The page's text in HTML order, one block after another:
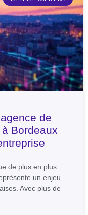
de
Bordeaux
de plus en plus
un enjeu
Avec plus de